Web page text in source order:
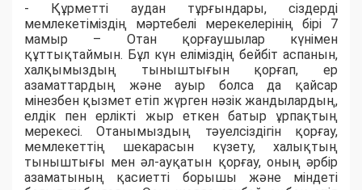
- Құрметті аудан тұрғындары, сіздерді
мемлекетіміздің мәртебелі мерекелерінің бірі 7
мамыр – Отан қорғаушылар күнімен
құттықтаймын. Бұл күн еліміздің бейбіт аспанын,
халқымыздың тыныштығын қорғап, ер
азаматтардың және ауыр болса да қайсар
мінезбен қызмет етіп жүрген нәзік жандылардың,
елдік пен ерлікті жыр еткен батыр ұрпақтың
мерекесі. Отанымыздың тәуелсіздігін қорғау,
мемлекеттің шекарасын күзету, халықтың
тыныштығы мен әл-ауқатын қорғау, оның әрбір
азаматының қасиетті борышы және міндеті